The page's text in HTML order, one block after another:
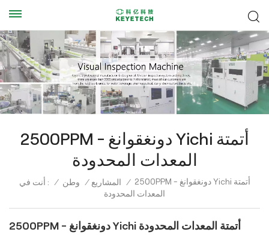
2500PPM - دونغقوانغ Yichi أتمتة
المعدات المحدودة
أنت في : / وطن / المشاريع / 2500PPM - دونغقوانغ Yichi أتمتة
المعدات المحدودة
2500PPM - دونغقوانغ Yichi أتمتة المعدات المحدودة